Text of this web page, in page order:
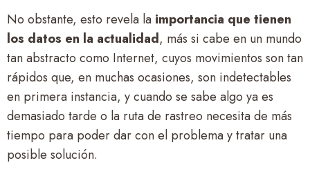
No obstante, esto revela la importancia que tienen
los datos en la actualidad, más si cabe en un mundo
tan abstracto como Internet, cuyos movimientos son tan
rápidos que, en muchas ocasiones, son indetectables
en primera instancia, y cuando se sabe algo ya es
demasiado tarde o la ruta de rastreo necesita de más
tiempo para poder dar con el problema y tratar una
posible solución.